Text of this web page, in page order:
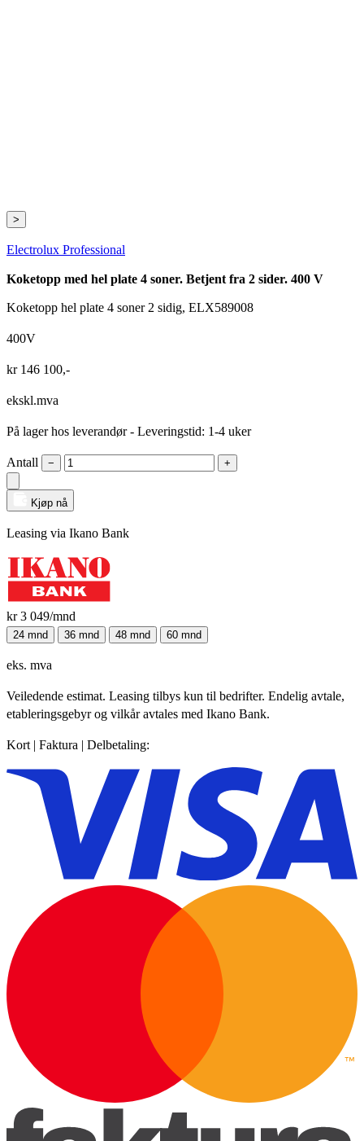
>
Electrolux Professional
Koketopp med hel plate 4 soner. Betjent fra 2 sider. 400 V
Koketopp hel plate 4 soner 2 sidig, ELX589008
400V
kr146 100,-
ekskl.mva
På lager hos leverandør- Leveringstid: 1-4 uker
Antall − +
Kjøp nå
Leasing via Ikano Bank
kr 3 049/mnd
24 mnd 36 mnd 48 mnd 60 mnd
eks. mva
Veiledende estimat. Leasing tilbys kun til bedrifter. Endelig avtale,
etableringsgebyr og vilkår avtales med Ikano Bank.
Kort | Faktura | Delbetaling: